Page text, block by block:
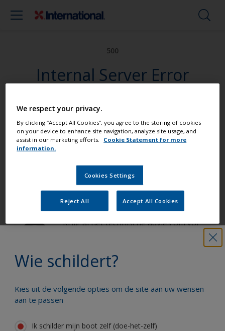
500
Internal Server Error
Wie schildert?
Kies uit de volgende opties om de site aan uw wensen
aan te passen
Ik schilder mijn boot zelf (doe-het-zelf)
Schilder uw boot als een echte
professional
Hier vindt u de beste producten om uw
boot in uitstekende staat te houden
Krijg al het technische advies om vol
en wetenschappelijke kennis
We respect your privacy.
By clicking “Accept All Cookies”, you agree to the storing of cookies
on your device to enhance site navigation, analyze site usage, and
assist in our marketing efforts.
Cookie Statement for more
information.
Cookies Settings
Reject All Accept All Cookies